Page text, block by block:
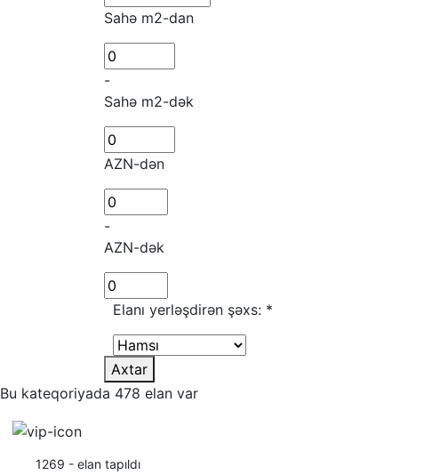
Sahə m2-dan
-
Sahə m2-dək
AZN-dən
-
AZN-dək
Elanı yerləşdirən şəxs: *
Axtar
Bu kateqoriyada 478 elan var
1269 - elan tapıldı